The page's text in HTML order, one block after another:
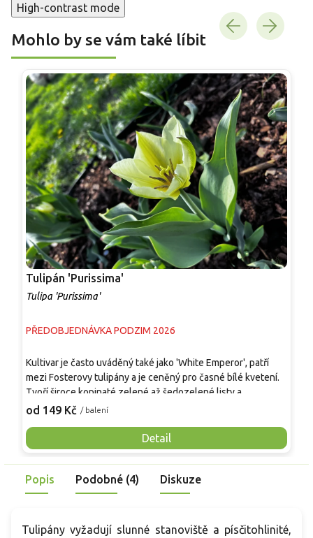
High-contrast mode
Mohlo by se vám také líbit
Tulipán 'Purissima'
Tulipa 'Purissima'
PŘEDOBJEDNÁVKA PODZIM 2026
od 149 Kč / balení
Detail
Kultivar je často uváděný také jako 'White Emperor', patří
mezi Fosterovy tulipány a je ceněný pro časné bílé kvetení.
Tvoří široce kopinaté zelené až šedozelené listy a
vzpřímené stonky vysoké obvykle 35–50 cm. Velké
průměru. Otevírají se od slonovinově krémové po čistě bílou,
při bázi s jemným teplým nádechem. Kvete od března do
dubna a hodí se do záhonů, nádob, skupin po 7–15 cibulích i
k řezu.
Popis Podobné (4) Diskuze
Tulipány vyžadují slunné stanoviště a písčitohlinité,